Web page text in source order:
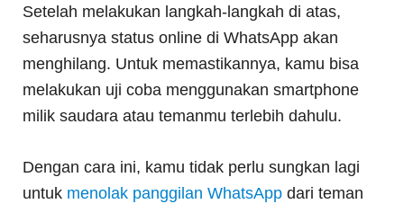
Setelah melakukan langkah-langkah di atas,
seharusnya status online di WhatsApp akan
menghilang. Untuk memastikannya, kamu bisa
melakukan uji coba menggunakan smartphone
milik saudara atau temanmu terlebih dahulu.
Dengan cara ini, kamu tidak perlu sungkan lagi
untuk menolak panggilan WhatsApp dari teman